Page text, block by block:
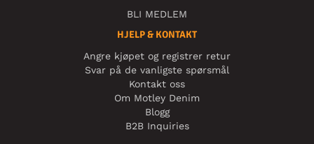
BLI MEDLEM
HJELP & KONTAKT
Angre kjøpet og registrer retur
Svar på de vanligste spørsmål
Kontakt oss
Om Motley Denim
Blogg
B2B Inquiries